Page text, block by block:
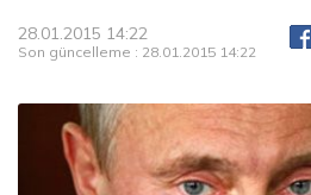
28.01.2015 14:22
Son güncelleme : 28.01.2015 14:22